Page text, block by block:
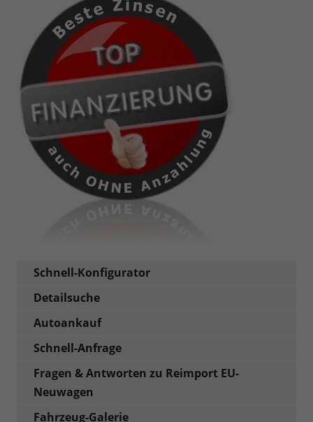
Schnell-Konfigurator
Detailsuche
Autoankauf
Schnell-Anfrage
Fragen & Antworten zu Reimport EU-
Neuwagen
Fahrzeug-Galerie